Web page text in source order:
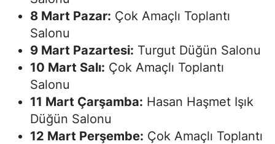
8 Mart Pazar: Çok Amaçlı Toplantı
Salonu
9 Mart Pazartesi: Turgut Düğün Salonu
10 Mart Salı: Çok Amaçlı Toplantı
Salonu
11 Mart Çarşamba: Hasan Haşmet Işık
Düğün Salonu
12 Mart Perşembe: Çok Amaçlı Toplantı